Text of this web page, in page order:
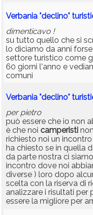
Verbania "declino"
dimenticavo !
su tutto quello che si
lo diciamo da anni
settore turistico come
60 giorni l'anno e
comuni
Verbania "declino"
per pietro
può essere che io non
è che noi camperisti
richiesto noi un
ha chiesto se in quella
da parte nostra ci
incontro dove noi
diverse ) loro dopo
scelta con la riserva di
analizzare i risultati per
essere la migliore per